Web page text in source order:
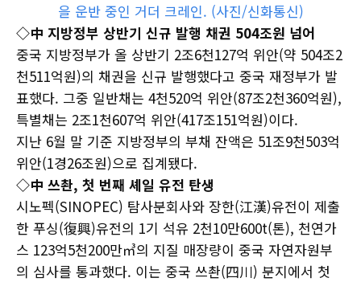
을 운반 중인 거더 크레인. (사진/신화통신)
◇中 지방정부 상반기 신규 발행 채권 504조원 넘어
중국 지방정부가 올 상반기 2조6천127억 위안(약 504조2
천511억원)의 채권을 신규 발행했다고 중국 재정부가 발
표했다. 그중 일반채는 4천520억 위안(87조2천360억원),
특별채는 2조1천607억 위안(417조151억원)이다.
지난 6월 말 기준 지방정부의 부채 잔액은 51조9천503억
위안(1경26조원)으로 집계됐다.
◇中 쓰촨, 첫 번째 셰일 유전 탄생
시노펙(SINOPEC) 탐사분회사와 장한(江漢)유전이 제출
한 푸싱(復興)유전의 1기 석유 2천10만600t(톤), 천연가
스 123억5천200만㎥의 지질 매장량이 중국 자연자원부
의 심사를 통과했다. 이는 중국 쓰촨(四川) 분지에서 첫